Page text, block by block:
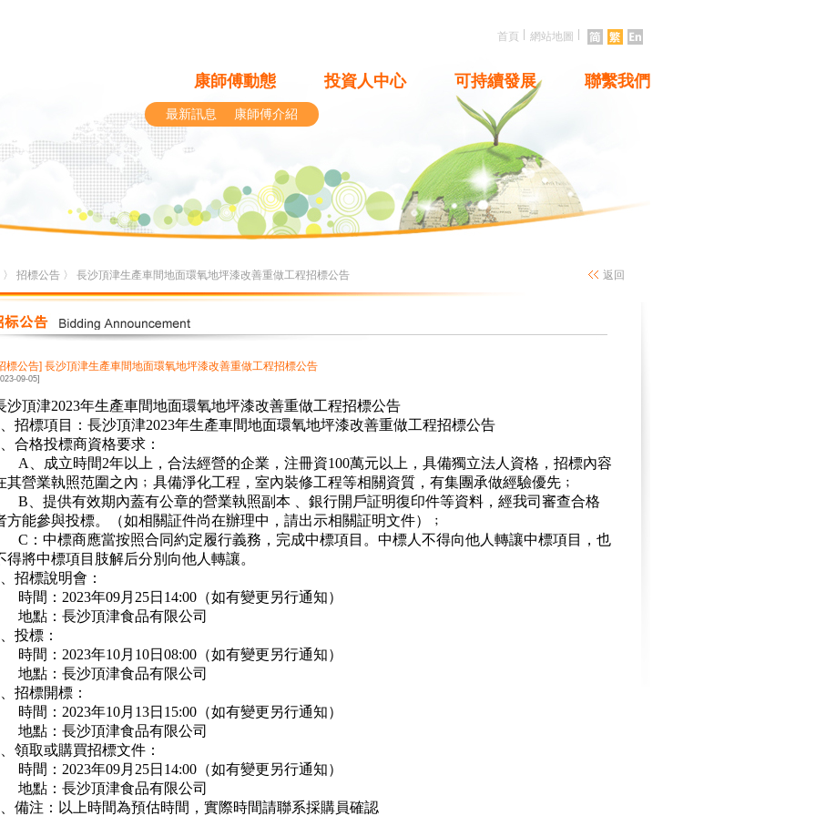
首頁 網站地圖
康師傅動態 投資人中心 可持續發展 聯繫我們
最新訊息 康師傅介紹
〉 招標公告 〉 長沙頂津生產車間地面環氧地坪漆改善重做工程招標公告 返回
標公告] 長沙頂津生產車間地面環氧地坪漆改善重做工程招標公告
09-05]
沙頂津2023年生產車間地面環氧地坪漆改善重做工程招標公告
招標項目：長沙頂津2023年生產車間地面環氧地坪漆改善重做工程招標公告
合格投標商資格要求：
A、成立時間2年以上，合法經營的企業，注冊資100萬元以上，具備獨立法人資格，招標內容
其營業執照范圍之內﹔具備淨化工程，室內裝修工程等相關資質，有集團承做經驗優先﹔
B、提供有效期內蓋有公章的營業執照副本 、銀行開戶証明復印件等資料，經我司審查合格
方能參與投標。（如相關証件尚在辦理中，請出示相關証明文件）﹔
C：中標商應當按照合同約定履行義務，完成中標項目。中標人不得向他人轉讓中標項目，也
得將中標項目肢解后分別向他人轉讓。
招標說明會：
時間：2023年09月25日14:00（如有變更另行通知）
地點：長沙頂津食品有限公司
投標：
時間：2023年10月10日08:00（如有變更另行通知）
地點：長沙頂津食品有限公司
招標開標：
時間：2023年10月13日15:00（如有變更另行通知）
地點：長沙頂津食品有限公司
領取或購買招標文件：
時間：2023年09月25日14:00（如有變更另行通知）
地點：長沙頂津食品有限公司
備注：以上時間為預估時間，實際時間請聯系採購員確認